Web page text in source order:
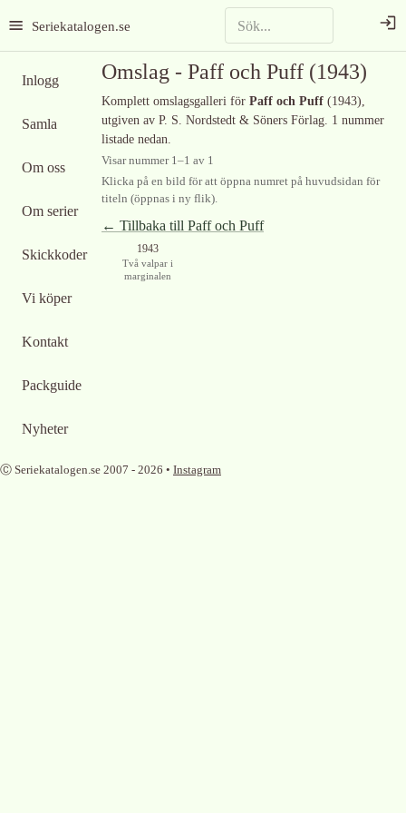
Seriekatalogen.se
Inlogg
Samla
Om oss
Om serier
Skickkoder
Vi köper
Kontakt
Packguide
Nyheter
Omslag - Paff och Puff (1943)
Komplett omslagsgalleri för Paff och Puff (1943),
utgiven av P. S. Nordstedt & Söners Förlag. 1 nummer
listade nedan.
Visar nummer 1–1 av 1
Klicka på en bild för att öppna numret på huvudsidan för
titeln (öppnas i ny flik).
← Tillbaka till Paff och Puff
1943
Två valpar i
marginalen
Ⓒ Seriekatalogen.se 2007 - 2026 • Instagram